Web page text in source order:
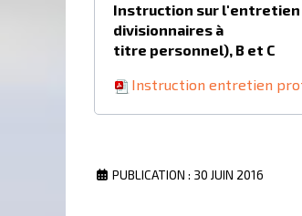
Instruction sur l'entretien
divisionnaires à
titre personnel), B et C
Instruction entretien
PUBLICATION : 30 JUIN 2016